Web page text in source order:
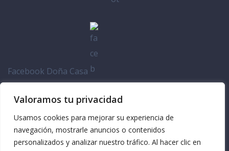
Valoramos tu privacidad
Usamos cookies para mejorar su experiencia de
navegación, mostrarle anuncios o contenidos
personalizados y analizar nuestro tráfico. Al hacer clic en
Facebook Doña Casa